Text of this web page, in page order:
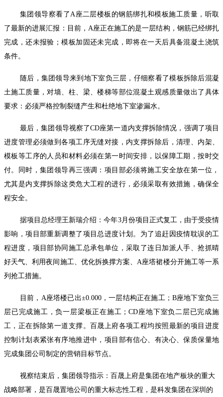
集团领导察看了A座二层楼板的钢筋绑扎和模板施工质量，听取
了最新的进展汇报：目前， A座正在施工的是一层结构，钢筋已经绑扎
完成，还未报验；模板加固还未完成，即将在一天后具备混凝土浇筑
条件。
随后，集团领导来到地下室负三层，仔细察看了模板拆除后混凝
土施工质量，对墙、柱、梁、楼梯等部位混凝土观感质量做出了具体
要求：必须严格控制裂缝产生和杜绝地下室渗漏水。
最后，集团领导视察了CD座第一道内支撑拆除情况，强调了项目
进度管理必须做到各项工序无缝对接，内支撑拆除后，清理、内架、
模板等工序的人员和材料必须在第一时间安排，以保障工期，按时交
付。同时，集团领导再三强调：项目部必须将施工安全放在第一位，
尤其是内支撑拆除这类危大工程的进行，必须采取有效措施，确保全
程安全。
据项目总经理王新瑞介绍：今年3月份项目正式复工，由于受疫情
影响，项目部重新调整了项目总进度计划。为了追赶因疫情耽误的工
程进度，项目部协同施工总承包单位，采取了连日加派人手、抢抓晴
好天气、利用夜间施工、优化拆换撑方案、A座塔裙楼分开施工等一系
列抢工措施。
目前， A座塔楼已出±0.000，一层结构正在施工； B座地下室负三
层已完成施工，负一层梁板正在施工；CD座地下室负二层已完成施
工，正在拆除第一道支撑。百晟上府各项工程均按照最新的项目进度
控制计划表紧张有序地推进中，项目部有信心、有决心、保质保量地
完成集团公司制定的营销目标节点。
视察结束后，集团领导指示：百晟上府是集团在地产板块的重大
战略部署，是百晟置地公司的重大标志性工程，是科发集团在深圳的